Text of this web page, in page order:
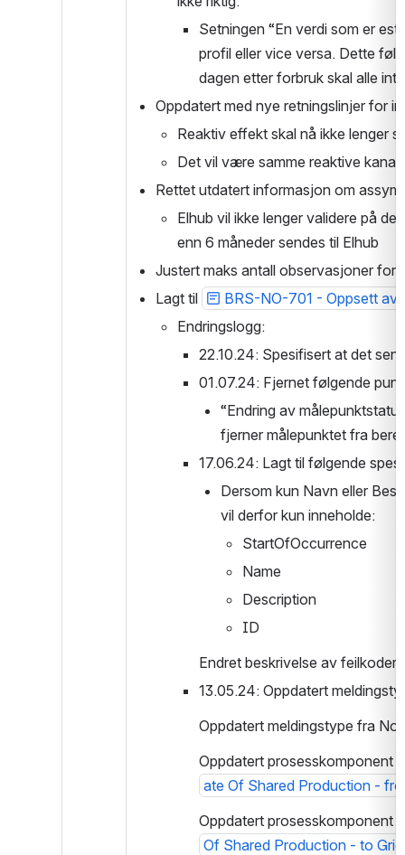
Setningen “En verdi som er
profil eller vice versa. Dette
dagen etter forbruk skal alle
Oppdatert med nye retningslinjer for
Reaktiv effekt skal nå ikke lenger
Det vil være samme reaktive
Rettet utdatert informasjon om
Elhub vil ikke lenger validere på
enn 6 måneder sendes til Elhub
Justert maks antall observasjoner for
Lagt til
BRS-NO-701 - Oppsett av
Endringslogg:
22.10.24: Spesifisert at det
01.07.24: Fjernet følgende
“Endring av
fjerner målepunktet fra
17.06.24: Lagt til følgende
Dersom kun Navn eller
vil derfor kun inneholde:
StartOfOccurrence
Name
Description
ID
Endret beskrivelse av feilkoder
13.05.24: Oppdatert
Oppdatert meldingstype fra
Oppdatert prosesskomponent
ate Of Shared Production -
Oppdatert prosesskomponent
Of Shared Production - to